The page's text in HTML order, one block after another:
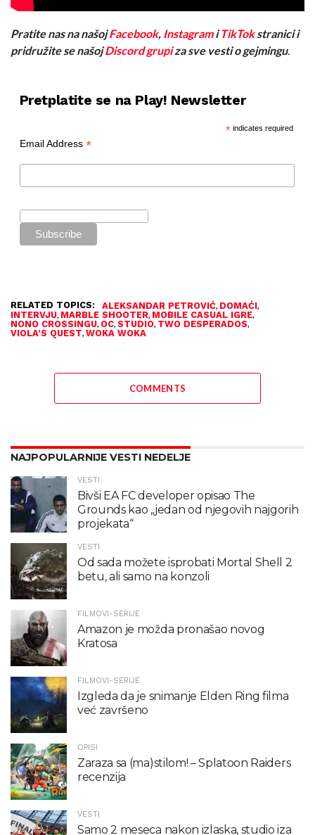
Pratite nas na našojFacebook, InstagramiTikTokstranici i
pridružite se našojDiscord grupiza sve vesti o gejmingu.
Pretplatite se na Play! Newsletter
*indicates required
Email Address *
RELATED TOPICS: ALEKSANDAR PETROVIĆ, DOMAĆI,
INTERVJU, MARBLE SHOOTER, MOBILE CASUAL IGRE,
NONO CROSSINGU, OC, STUDIO, TWO DESPERADOS,
VIOLA’S QUEST, WOKA WOKA
COMMENTS
NAJPOPULARNIJE VESTI NEDELJE
VESTI
Bivši EA FC developer opisao The
Grounds kao „jedan od njegovih najgorih
projekata“
VESTI
Od sada možete isprobati Mortal Shell 2
betu, ali samo na konzoli
FILMOVI-SERIJE
Amazon je možda pronašao novog
Kratosa
FILMOVI-SERIJE
Izgleda da je snimanje Elden Ring filma
već završeno
OPISI
Zaraza sa (ma)stilom! – Splatoon Raiders
recenzija
VESTI
Samo 2 meseca nakon izlaska, studio iza